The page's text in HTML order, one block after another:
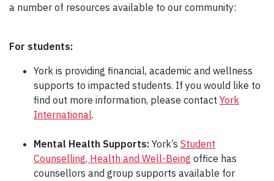
a number of resources available to our community:
For students:
York is providing financial, academic and wellness
supports to impacted students. If you would like to
find out more information, please contact York
International.
Mental Health Supports: York’s Student
Counselling, Health and Well-Being office has
counsellors and group supports available for